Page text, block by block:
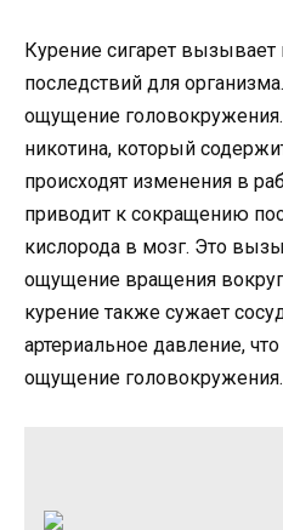
Курение сигарет
последствий для
ощущение
никотина, который
происходят изменения в
приводит к сокращению
кислорода в мозг. Это
ощущение вращения
курение также сужает
артериальное давление,
ощущение головокружения.